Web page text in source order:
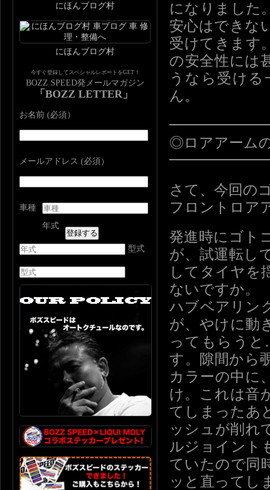
になりました
安心はできな
受けてきます
の安全性には
うなら受け
ん。
◎ロアアーム
さて、今回の
フロントロア
発進時にゴト
が、試運転し
してタイヤを
ないですか。
ハブベアリン
が、やけに動
ってもらう
す。隙間から
カラーの中に
け。これは音
てしまったあ
ッシュが削れ
ルジョイント
ていたので同
ッと直ってし
にほんブログ村
にほんブログ村
今すぐ登録してスペシャルレポートをGET！
BOZZ SPEED発メールマガジン
「BOZZ LETTER」
お名前 (必須）
メールアドレス (必須）
車種
年式
型式